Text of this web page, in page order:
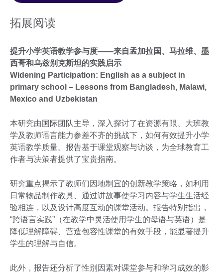
拓展阅读
提升小学英语教学参与度——来自孟加拉国、马拉维、墨
西哥和乌兹别克斯坦的实践启示
Widening Participation: English as a subject in
primary school – Lessons from Bangladesh, Malawi,
Mexico and Uzbekistan
本研究由国际团队主导，深入探讨了在资源有限、大班教
学及教师语言能力参差不齐的挑战下，如何有效提升小学
英语教学质量。报告基于课堂观察与访谈，为全球教育工
作者与决策者提供了宝贵指南。
研究重点揭示了教师们因地制宜的创新教学策略，如利用
日常物品制作教具、通过讲故事使学习内容与学生生活经
验相连，以及设计高度互动的课堂活动。报告特别指出，
“跨语言实践”（在教学中灵活使用学生的母语与英语）是
降低理解障碍、营造包容性课堂的有效手段，能显著提升
学生的理解与自信。
此外，报告还分析了性别因素对课堂参与和学习成效的影